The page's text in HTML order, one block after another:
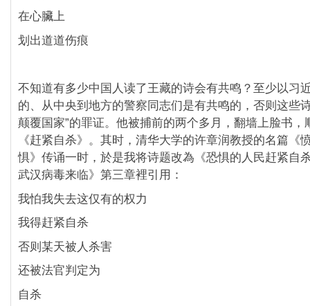
在心臟上
划出道道伤痕
不知道有多少中国人读了王藏的诗会有共鸣？至少以习
的、从中央到地方的警察同志们是有共鸣的，否则这些
颠覆国家”的罪证。他被捕前的两个多月，翻墙上脸书，
《赶紧自杀》。其时，清华大学的许章润教授的名篇《
惧》传诵一时，於是我将诗题改為《恐惧的人民赶紧自
武汉病毒来临》第三章裡引用：
我怕我失去这仅有的权力
我得赶紧自杀
否则某天被人杀害
还被法官判定为
自杀